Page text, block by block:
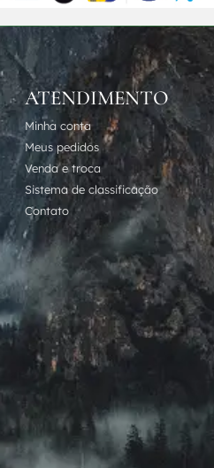
ATENDIMENTO
Minha conta
Meus pedidos
Venda e troca
Sistema de classificação
Contato